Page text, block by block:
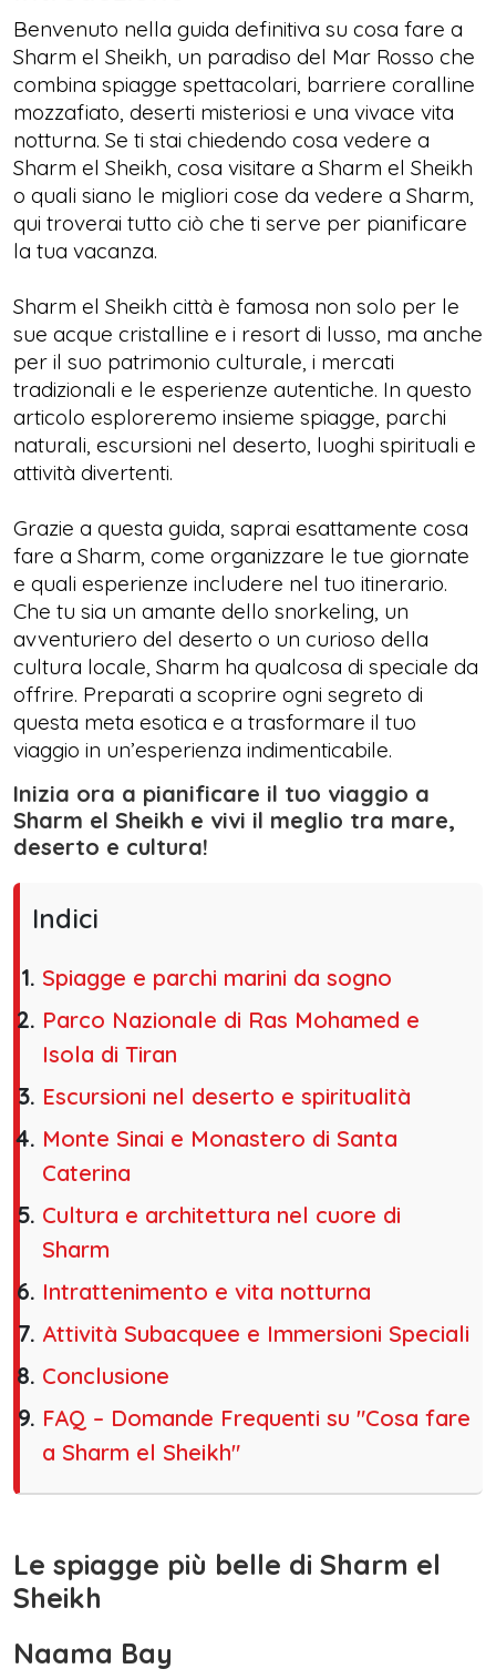
Benvenuto nella guida definitiva su cosa fare a
Sharm el Sheikh, un paradiso del Mar Rosso che
combina spiagge spettacolari, barriere coralline
mozzafiato, deserti misteriosi e una vivace vita
notturna. Se ti stai chiedendo cosa vedere a
Sharm el Sheikh, cosa visitare a Sharm el Sheikh
o quali siano le migliori cose da vedere a Sharm,
qui troverai tutto ciò che ti serve per pianificare
la tua vacanza.
Sharm el Sheikh città è famosa non solo per le
sue acque cristalline e i resort di lusso, ma anche
per il suo patrimonio culturale, i mercati
tradizionali e le esperienze autentiche. In questo
articolo esploreremo insieme spiagge, parchi
naturali, escursioni nel deserto, luoghi spirituali e
attività divertenti.
Grazie a questa guida, saprai esattamente cosa
fare a Sharm, come organizzare le tue giornate
e quali esperienze includere nel tuo itinerario.
Che tu sia un amante dello snorkeling, un
avventuriero del deserto o un curioso della
cultura locale, Sharm ha qualcosa di speciale da
offrire. Preparati a scoprire ogni segreto di
questa meta esotica e a trasformare il tuo
viaggio in un’esperienza indimenticabile.
Inizia ora a pianificare il tuo viaggio a
Sharm el Sheikh e vivi il meglio tra mare,
deserto e cultura!
Indici
Spiagge e parchi marini da sogno
Parco Nazionale di Ras Mohamed e
Isola di Tiran
Escursioni nel deserto e spiritualità
Monte Sinai e Monastero di Santa
Caterina
Cultura e architettura nel cuore di
Sharm
Intrattenimento e vita notturna
Attività Subacquee e Immersioni Speciali
Conclusione
FAQ – Domande Frequenti su "Cosa fare
a Sharm el Sheikh"
Le spiagge più belle di Sharm el
Sheikh
Naama Bay